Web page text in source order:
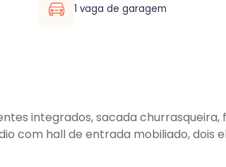
1 vaga de garagem
integrados, sacada
com hall de entrada mobiliado, dois